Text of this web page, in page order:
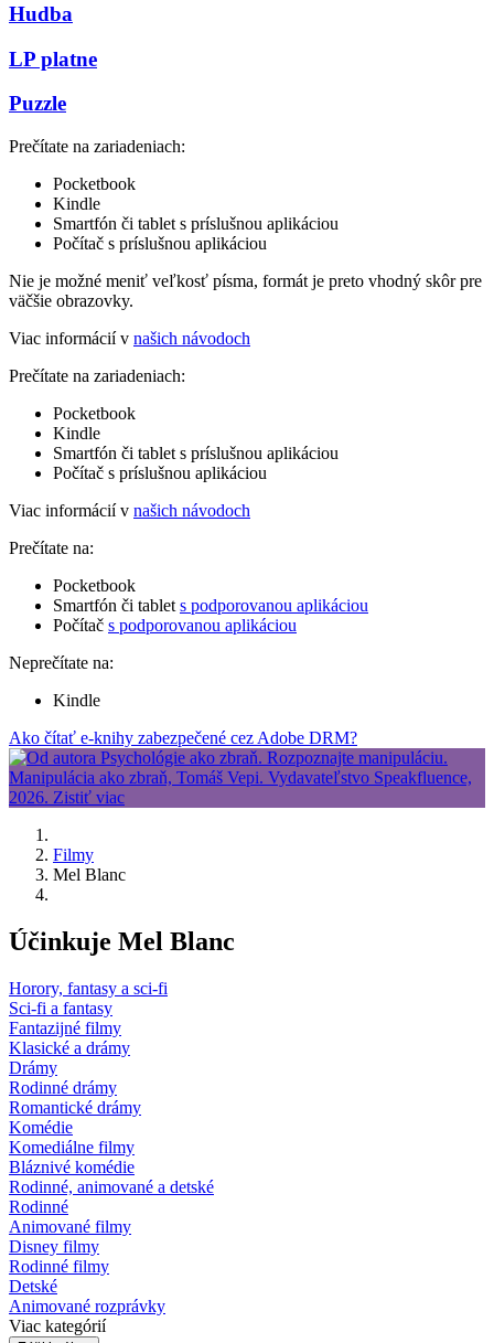
Hudba
LP platne
Puzzle
Prečítate na zariadeniach:
Pocketbook
Kindle
Smartfón či tablet s príslušnou aplikáciou
Počítač s príslušnou aplikáciou
Nie je možné meniť veľkosť písma, formát je preto vhodný skôr pre
väčšie obrazovky.
Viac informácií v našich návodoch
Prečítate na zariadeniach:
Pocketbook
Kindle
Smartfón či tablet s príslušnou aplikáciou
Počítač s príslušnou aplikáciou
Viac informácií v našich návodoch
Prečítate na:
Pocketbook
Smartfón či tablet s podporovanou aplikáciou
Počítač s podporovanou aplikáciou
Neprečítate na:
Kindle
Ako čítať e-knihy zabezpečené cez Adobe DRM?
Filmy
Mel Blanc
Účinkuje Mel Blanc
Horory, fantasy a sci-fi
Sci-fi a fantasy
Fantazijné filmy
Klasické a drámy
Drámy
Rodinné drámy
Romantické drámy
Komédie
Komediálne filmy
Bláznivé komédie
Rodinné, animované a detské
Rodinné
Animované filmy
Disney filmy
Rodinné filmy
Detské
Animované rozprávky
Viac kategórií